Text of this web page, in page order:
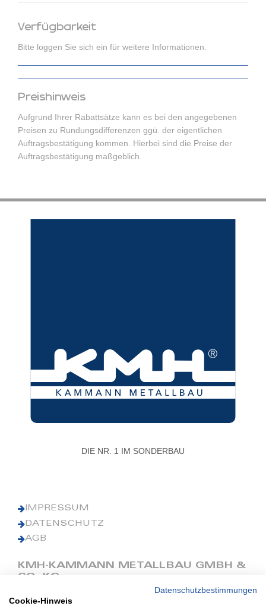
Verfügbarkeit
Bitte loggen Sie sich ein für weitere Informationen.
Preishinweis
Aufgrund Ihrer Rabattsätze kann es bei den angegebenen
Preisen zu Rundungsdifferenzen ggü. der eigentlichen
Auftragsbestätigung kommen. Hierbei sind die Preise der
Auftragsbestätigung maßgeblich.
DIE NR. 1 IM SONDERBAU
IMPRESSUM
DATENSCHUTZ
AGB
KMH-KAMMANN METALLBAU GMBH &
CO. KG
Phone: +49 (0) 42 41 9390 0
Datenschutzbestimmungen
Cookie-Hinweis